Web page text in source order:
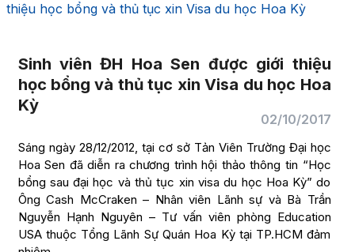
thiệu học bổng và thủ tục xin Visa du học Hoa Kỳ
Sinh viên ĐH Hoa Sen được giới thiệu
học bổng và thủ tục xin Visa du học Hoa
Kỳ
02/10/2017
Sáng ngày 28/12/2012, tại cơ sở Tản Viên Trường Đại học
Hoa Sen đã diễn ra chương trình hội thảo thông tin “Học
bổng sau đại học và thủ tục xin visa du học Hoa Kỳ” do
Ông Cash McCraken – Nhân viên Lãnh sự và Bà Trần
Nguyễn Hạnh Nguyên – Tư vấn viên phòng Education
USA thuộc Tổng Lãnh Sự Quán Hoa Kỳ tại TP.HCM đảm